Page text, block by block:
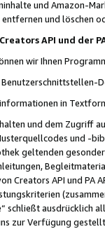
und Amazon-
und löschen
API und der
wir Ihnen
in
und dem Zugriff
und
geltenden
Creators API und PA
ausdrücklich
zur Verfügung